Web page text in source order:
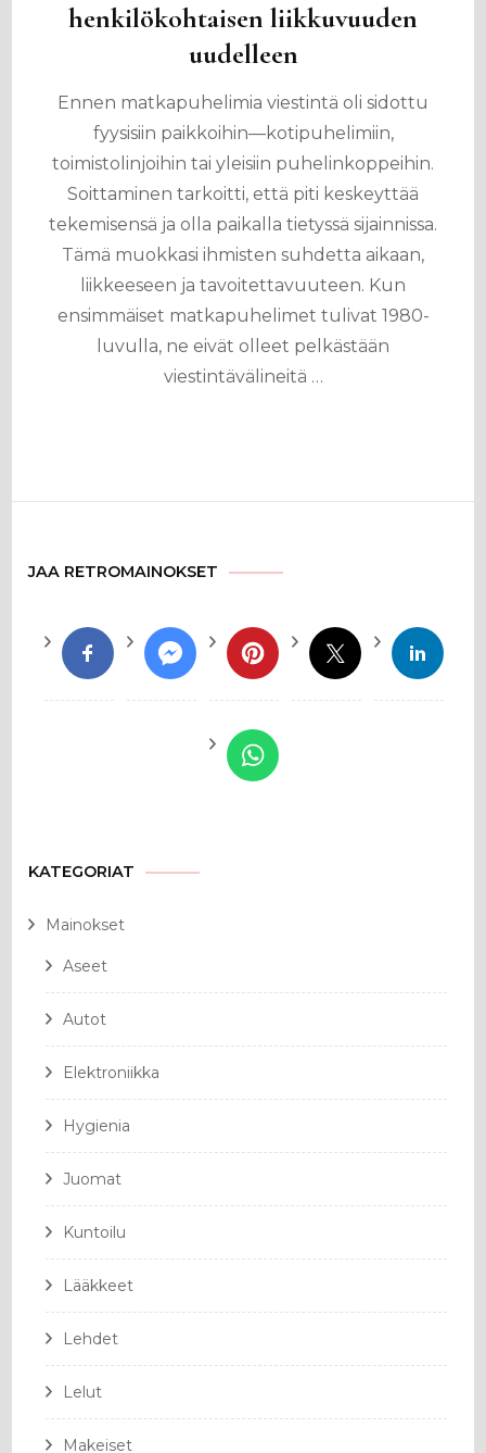
henkilökohtaisen liikkuvuuden
uudelleen
Ennen matkapuhelimia viestintä oli sidottu
fyysisiin paikkoihin—kotipuhelimiin,
toimistolinjoihin tai yleisiin puhelinkoppeihin.
Soittaminen tarkoitti, että piti keskeyttää
tekemisensä ja olla paikalla tietyssä sijainnissa.
Tämä muokkasi ihmisten suhdetta aikaan,
liikkeeseen ja tavoitettavuuteen. Kun
ensimmäiset matkapuhelimet tulivat 1980-
luvulla, ne eivät olleet pelkästään
viestintävälineitä …
JAA RETROMAINOKSET
KATEGORIAT
Mainokset
Aseet
Autot
Elektroniikka
Hygienia
Juomat
Kuntoilu
Lääkkeet
Lehdet
Lelut
Makeiset